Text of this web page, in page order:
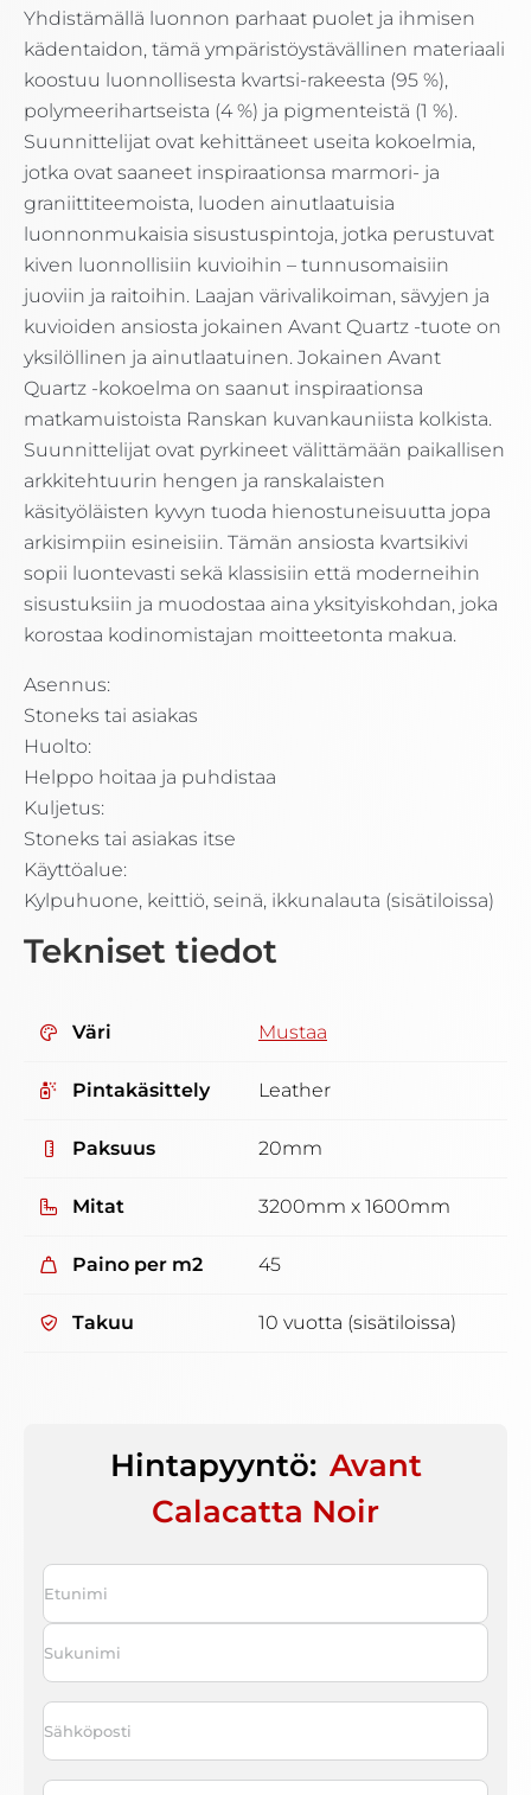
Yhdistämällä luonnon parhaat puolet ja ihmisen
kädentaidon, tämä ympäristöystävällinen materiaali
koostuu luonnollisesta kvartsi-rakeesta (95 %),
polymeerihartseista (4 %) ja pigmenteistä (1 %).
Suunnittelijat ovat kehittäneet useita kokoelmia,
jotka ovat saaneet inspiraationsa marmori- ja
graniittiteemoista, luoden ainutlaatuisia
luonnonmukaisia sisustuspintoja, jotka perustuvat
kiven luonnollisiin kuvioihin – tunnusomaisiin
juoviin ja raitoihin. Laajan värivalikoiman, sävyjen ja
kuvioiden ansiosta jokainen Avant Quartz -tuote on
yksilöllinen ja ainutlaatuinen. Jokainen Avant
Quartz -kokoelma on saanut inspiraationsa
matkamuistoista Ranskan kuvankauniista kolkista.
Suunnittelijat ovat pyrkineet välittämään paikallisen
arkkitehtuurin hengen ja ranskalaisten
käsityöläisten kyvyn tuoda hienostuneisuutta jopa
arkisimpiin esineisiin. Tämän ansiosta kvartsikivi
sopii luontevasti sekä klassisiin että moderneihin
sisustuksiin ja muodostaa aina yksityiskohdan, joka
korostaa kodinomistajan moitteetonta makua.
Asennus:
Stoneks tai asiakas
Huolto:
Helppo hoitaa ja puhdistaa
Kuljetus:
Stoneks tai asiakas itse
Käyttöalue:
Kylpuhuone, keittiö, seinä, ikkunalauta (sisätiloissa)
Tekniset tiedot
Väri Mustaa
Pintakäsittely Leather
Paksuus 20mm
Mitat 3200mm x 1600mm
Paino per m2 45
Takuu 10 vuotta (sisätiloissa)
Hintapyyntö: Avant
Calacatta Noir
Nimi
First
Sähköposti
Puhelin